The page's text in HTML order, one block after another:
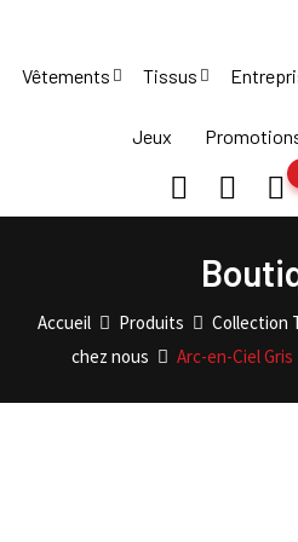
content
Vêtements Tissus
Jeux
Accueil Produits Collection
chez nous
Arc-en-Ciel